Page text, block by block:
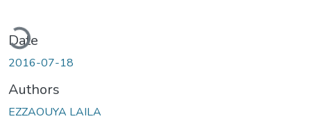
Date
2016-07-18
Authors
EZZAOUYA LAILA